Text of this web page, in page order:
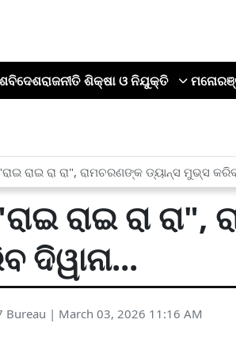
ବିଦେଶରାଜନୀତି ଶିକ୍ଷା ଓ ନିଯୁକ୍ତି
ରାଇ ରା ରା", ରାମଚରଣଙ୍କ ଡ୍ୟାନ୍ସ ମୁଭ୍ସ କରିବ
ରାଇ ରା
ଦିୱାନା...
Bureau | March 03, 2026 11:16 AM